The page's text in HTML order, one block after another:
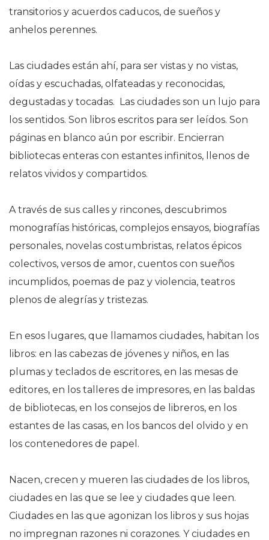
transitorios y acuerdos caducos, de sueños y
anhelos perennes.
Las ciudades están ahí, para ser vistas y no vistas,
oídas y escuchadas, olfateadas y reconocidas,
degustadas y tocadas. Las ciudades son un lujo para
los sentidos. Son libros escritos para ser leídos. Son
páginas en blanco aún por escribir. Encierran
bibliotecas enteras con estantes infinitos, llenos de
relatos vividos y compartidos.
A través de sus calles y rincones, descubrimos
monografías históricas, complejos ensayos, biografías
personales, novelas costumbristas, relatos épicos
colectivos, versos de amor, cuentos con sueños
incumplidos, poemas de paz y violencia, teatros
plenos de alegrías y tristezas.
En esos lugares, que llamamos ciudades, habitan los
libros: en las cabezas de jóvenes y niños, en las
plumas y teclados de escritores, en las mesas de
editores, en los talleres de impresores, en las baldas
de bibliotecas, en los consejos de libreros, en los
estantes de las casas, en los bancos del olvido y en
los contenedores de papel.
Nacen, crecen y mueren las ciudades de los libros,
ciudades en las que se lee y ciudades que leen.
Ciudades en las que agonizan los libros y sus hojas
no impregnan razones ni corazones. Y ciudades en